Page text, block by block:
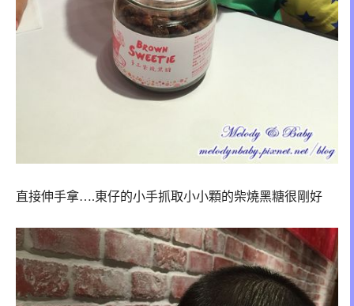
直接伸手拿….東仔的小手抓取小小顆的柴燒黑糖很剛好